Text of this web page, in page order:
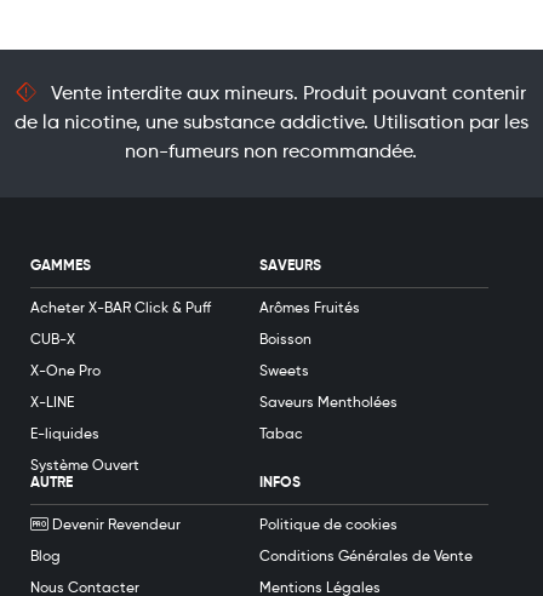
Vente interdite aux mineurs. Produit pouvant contenir
de la nicotine, une substance addictive. Utilisation par les
non-fumeurs non recommandée.
GAMMES
Acheter X-BAR Click & Puff
CUB-X
X-One Pro
X-LINE
E-liquides
Système Ouvert
SAVEURS
Arômes Fruités
Boisson
Sweets
Saveurs Mentholées
Tabac
AUTRE
Devenir Revendeur
Blog
Nous Contacter
INFOS
Politique de cookies
Conditions Générales de Vente
Mentions Légales